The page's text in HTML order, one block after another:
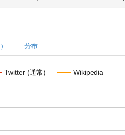
分布
Twitter (通常) Wikipedia